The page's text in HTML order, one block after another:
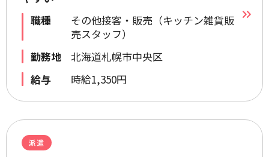
職種
その他接客・販売（キッチン雑貨販
売スタッフ）
勤務地
北海道札幌市中央区
給与
時給1,350円
派遣